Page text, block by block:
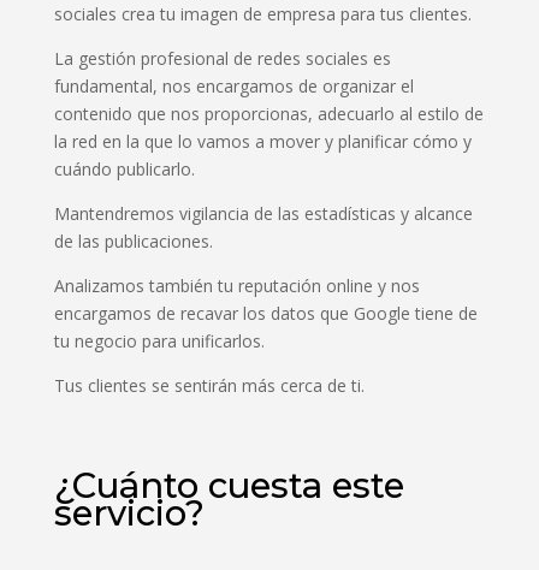
sociales crea tu imagen de empresa para tus clientes.
La gestión profesional de redes sociales es
fundamental, nos encargamos de organizar el
contenido que nos proporcionas, adecuarlo al estilo de
la red en la que lo vamos a mover y planificar cómo y
cuándo publicarlo.
Mantendremos vigilancia de las estadísticas y alcance
de las publicaciones.
Analizamos también tu reputación online y nos
encargamos de recavar los datos que Google tiene de
tu negocio para unificarlos.
Tus clientes se sentirán más cerca de ti.
¿Cuánto cuesta este
servicio?